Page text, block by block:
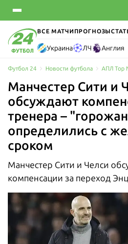
ВСЕ МАТЧИ ПРОГНОЗЫ
Украина ЛЧ Англия
Футбол 24 Новости футбола АПЛ Top
Манчестер Сити и
обсуждают
тренера –
определились с
сроком
Манчестер Сити и Челси
компенсации за переход